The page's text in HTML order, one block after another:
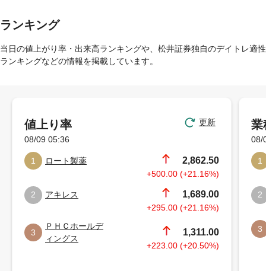
ランキング
当日の値上がり率・出来高ランキングや、松井証券独自のデイトレ適性
ランキングなどの情報を掲載しています。